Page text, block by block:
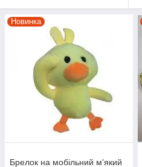
Новинка
Брелок на мобільний м'який